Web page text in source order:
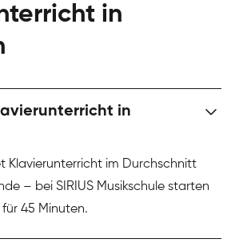
in
in
Klavierunterricht im Durchschnitt
– bei SIRIUS Musikschule starten
für 45 Minuten.